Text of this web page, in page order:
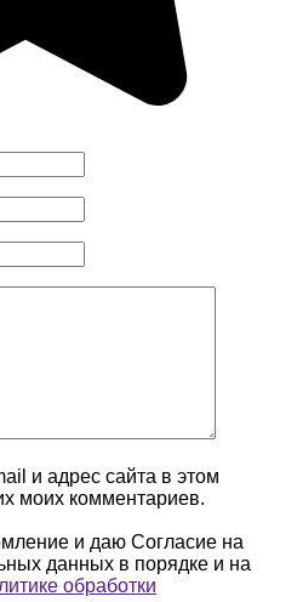
и адрес сайта в этом
моих комментариев.
и даю Согласие на
данных в порядке и на
обработки